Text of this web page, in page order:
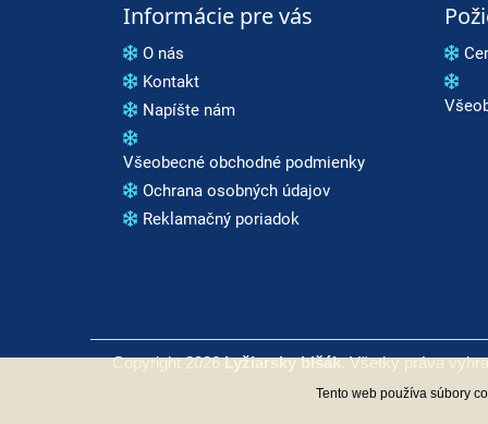
Tento web používa súbory
Informácie pre vás
O nás
Kontakt
Napíšte nám
Všeobecné obchodné podmienky
Ochrana osobných údajov
Reklamačný poriadok
Copyright 2026Lyžiarsky blšák. Všetky práva